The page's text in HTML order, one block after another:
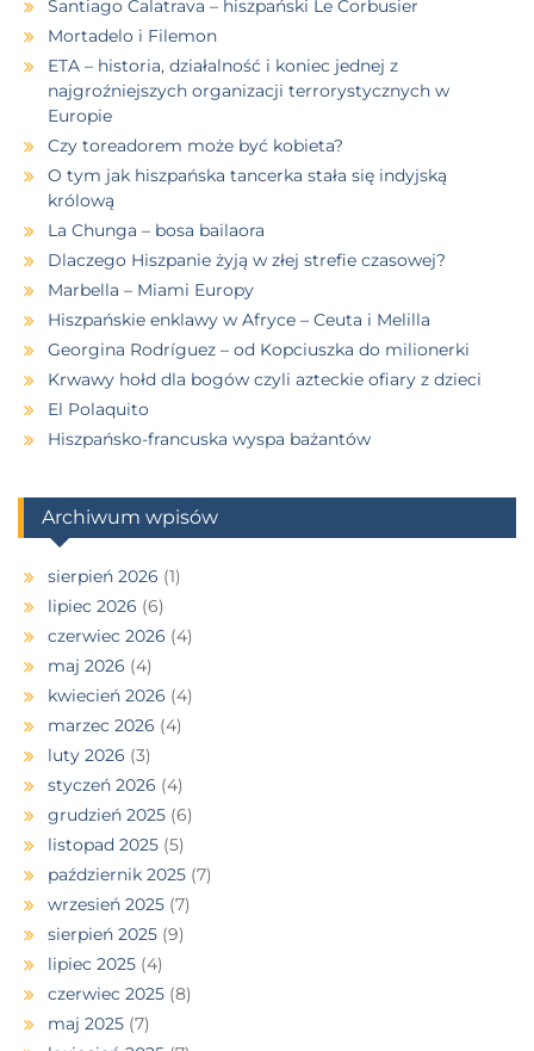
Santiago Calatrava – hiszpański Le Corbusier
Mortadelo i Filemon
ETA – historia, działalność i koniec jednej z
najgroźniejszych organizacji terrorystycznych w
Europie
Czy toreadorem może być kobieta?
O tym jak hiszpańska tancerka stała się indyjską
królową
La Chunga – bosa bailaora
Dlaczego Hiszpanie żyją w złej strefie czasowej?
Marbella – Miami Europy
Hiszpańskie enklawy w Afryce – Ceuta i Melilla
Georgina Rodríguez – od Kopciuszka do milionerki
Krwawy hołd dla bogów czyli azteckie ofiary z dzieci
El Polaquito
Hiszpańsko-francuska wyspa bażantów
Archiwum wpisów
sierpień 2026 (1)
lipiec 2026 (6)
czerwiec 2026 (4)
maj 2026 (4)
kwiecień 2026 (4)
marzec 2026 (4)
luty 2026 (3)
styczeń 2026 (4)
grudzień 2025 (6)
listopad 2025 (5)
październik 2025 (7)
wrzesień 2025 (7)
sierpień 2025 (9)
lipiec 2025 (4)
czerwiec 2025 (8)
maj 2025 (7)